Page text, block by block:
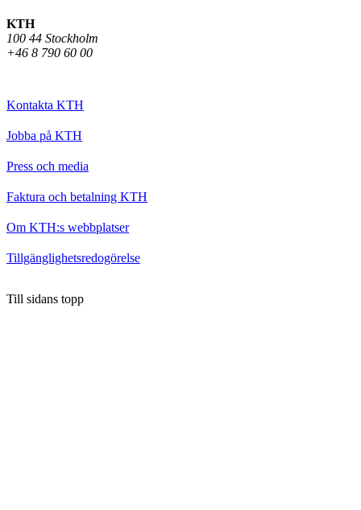
KTH
100 44 Stockholm
+46 8 790 60 00
Kontakta KTH
Jobba på KTH
Press och media
Faktura och betalning KTH
Om KTH:s webbplatser
Tillgänglighetsredogörelse
Till sidans topp